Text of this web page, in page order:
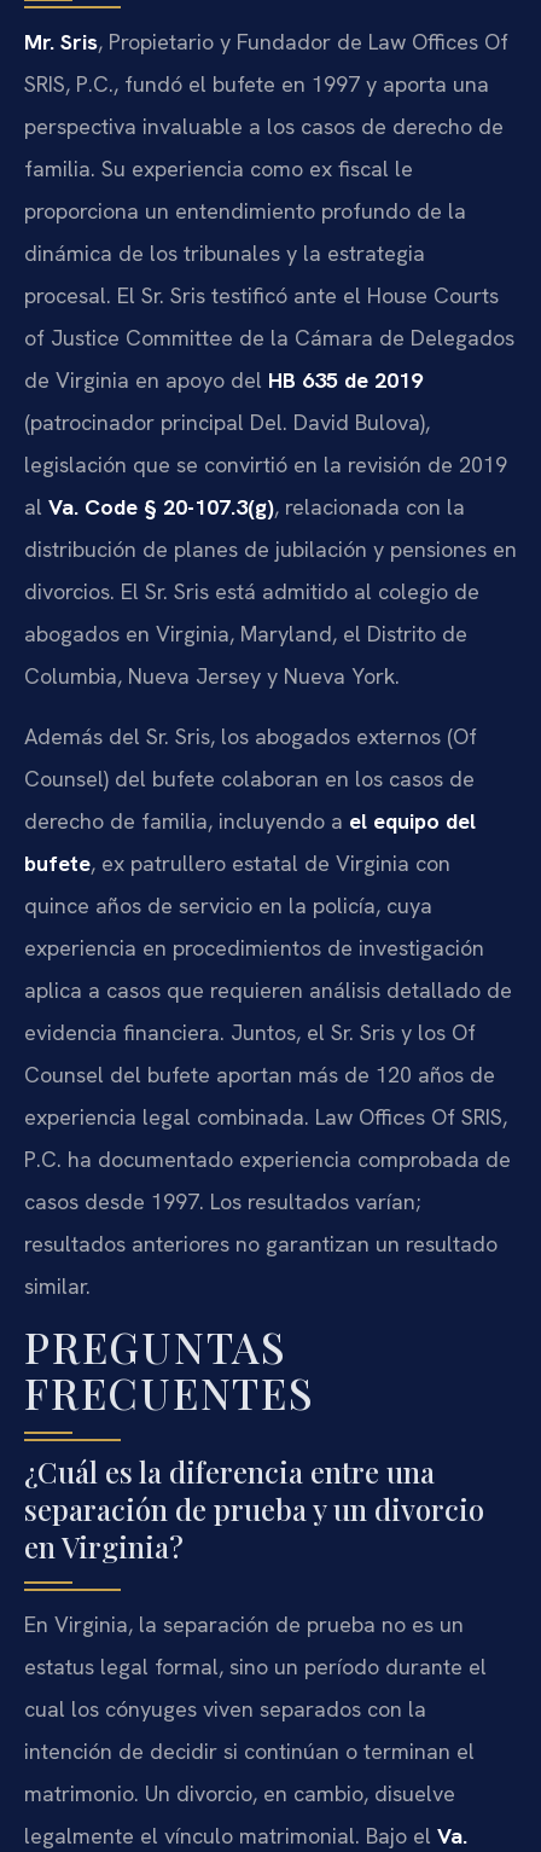
Mr. Sris, Propietario y Fundador de Law Offices Of
SRIS, P.C., fundó el bufete en 1997 y aporta una
perspectiva invaluable a los casos de derecho de
familia. Su experiencia como ex fiscal le
proporciona un entendimiento profundo de la
dinámica de los tribunales y la estrategia
procesal. El Sr. Sris testificó ante el House Courts
of Justice Committee de la Cámara de Delegados
de Virginia en apoyo del HB 635 de 2019
(patrocinador principal Del. David Bulova),
legislación que se convirtió en la revisión de 2019
al Va. Code § 20-107.3(g), relacionada con la
distribución de planes de jubilación y pensiones en
divorcios. El Sr. Sris está admitido al colegio de
abogados en Virginia, Maryland, el Distrito de
Columbia, Nueva Jersey y Nueva York.
Además del Sr. Sris, los abogados externos (Of
Counsel) del bufete colaboran en los casos de
derecho de familia, incluyendo a el equipo del
bufete, ex patrullero estatal de Virginia con
quince años de servicio en la policía, cuya
experiencia en procedimientos de investigación
aplica a casos que requieren análisis detallado de
evidencia financiera. Juntos, el Sr. Sris y los Of
Counsel del bufete aportan más de 120 años de
experiencia legal combinada. Law Offices Of SRIS,
P.C. ha documentado experiencia comprobada de
casos desde 1997. Los resultados varían;
resultados anteriores no garantizan un resultado
similar.
PREGUNTAS
FRECUENTES
¿Cuál es la diferencia entre una
separación de prueba y un divorcio
en Virginia?
En Virginia, la separación de prueba no es un
estatus legal formal, sino un período durante el
cual los cónyuges viven separados con la
intención de decidir si continúan o terminan el
matrimonio. Un divorcio, en cambio, disuelve
legalmente el vínculo matrimonial. Bajo el Va.